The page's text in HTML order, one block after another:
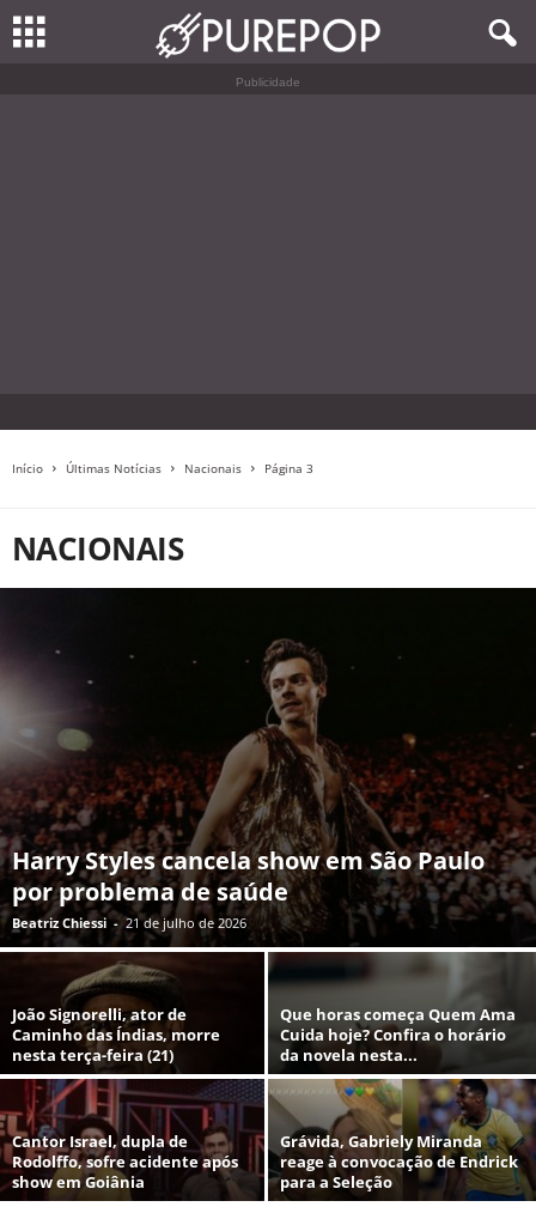
Publicidade
Início Últimas Notícias Nacionais Página 3
NACIONAIS
Harry Styles cancela show em São Paulo
por problema de saúde
Beatriz Chiessi - 21 de julho de 2026
João Signorelli, ator de
Caminho das Índias, morre
nesta terça-feira (21)
Que horas começa Quem Ama
Cuida hoje? Confira o horário
da novela nesta...
Cantor Israel, dupla de
Rodolffo, sofre acidente após
show em Goiânia
Grávida, Gabriely Miranda
reage à convocação de Endrick
para a Seleção